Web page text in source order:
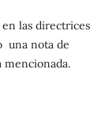
las directrices
una nota de